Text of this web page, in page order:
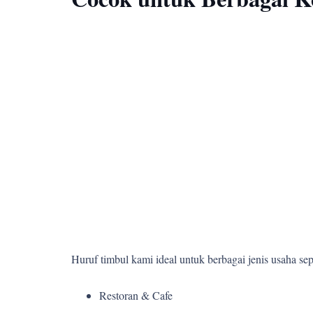
Huruf timbul kami ideal untuk berbagai jenis usaha
Restoran & Cafe